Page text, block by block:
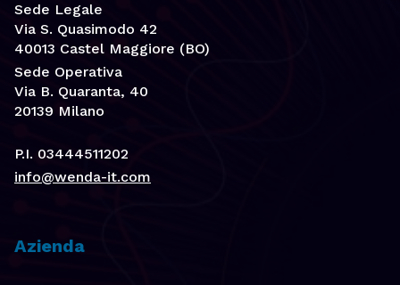
Sede Legale
Via S. Quasimodo 42
40013 Castel Maggiore (BO)
Sede Operativa
Via B. Quaranta, 40
20139 Milano
P.I. 03444511202
info@wenda-it.com
Azienda